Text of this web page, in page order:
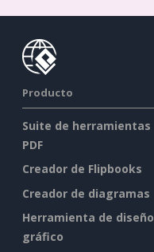
Producto
Suite de herramientas
PDF
Creador de Flipbooks
Creador de diagramas
Herramienta de diseño
gráfico